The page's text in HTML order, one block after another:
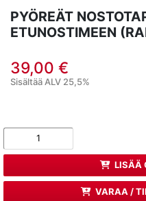
PYÖREÄT
ETUNOSTIMEEN
39,00 €
Sisältää ALV 25,5%
LISÄÄ
VARAA /